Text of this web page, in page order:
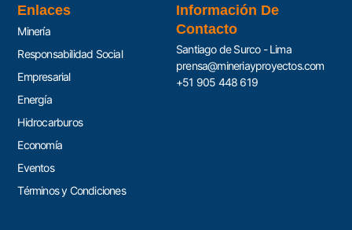
Enlaces
Minería
Responsabilidad Social
Empresarial
Energía
Hidrocarburos
Economía
Eventos
Términos y Condiciones
Información De
Contacto
Santiago de Surco - Lima
prensa@mineriayproyectos.com
+51 905 448 619